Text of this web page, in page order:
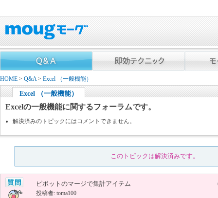
HOME > Q&A> Excel （一般機能）
Excel （一般機能）
Excelの一般機能に関するフォーラムです。
解決済みのトピックにはコメントできません。
このトピックは解決済みです。
ピボットのマージで集計アイテム
投稿者: toma100